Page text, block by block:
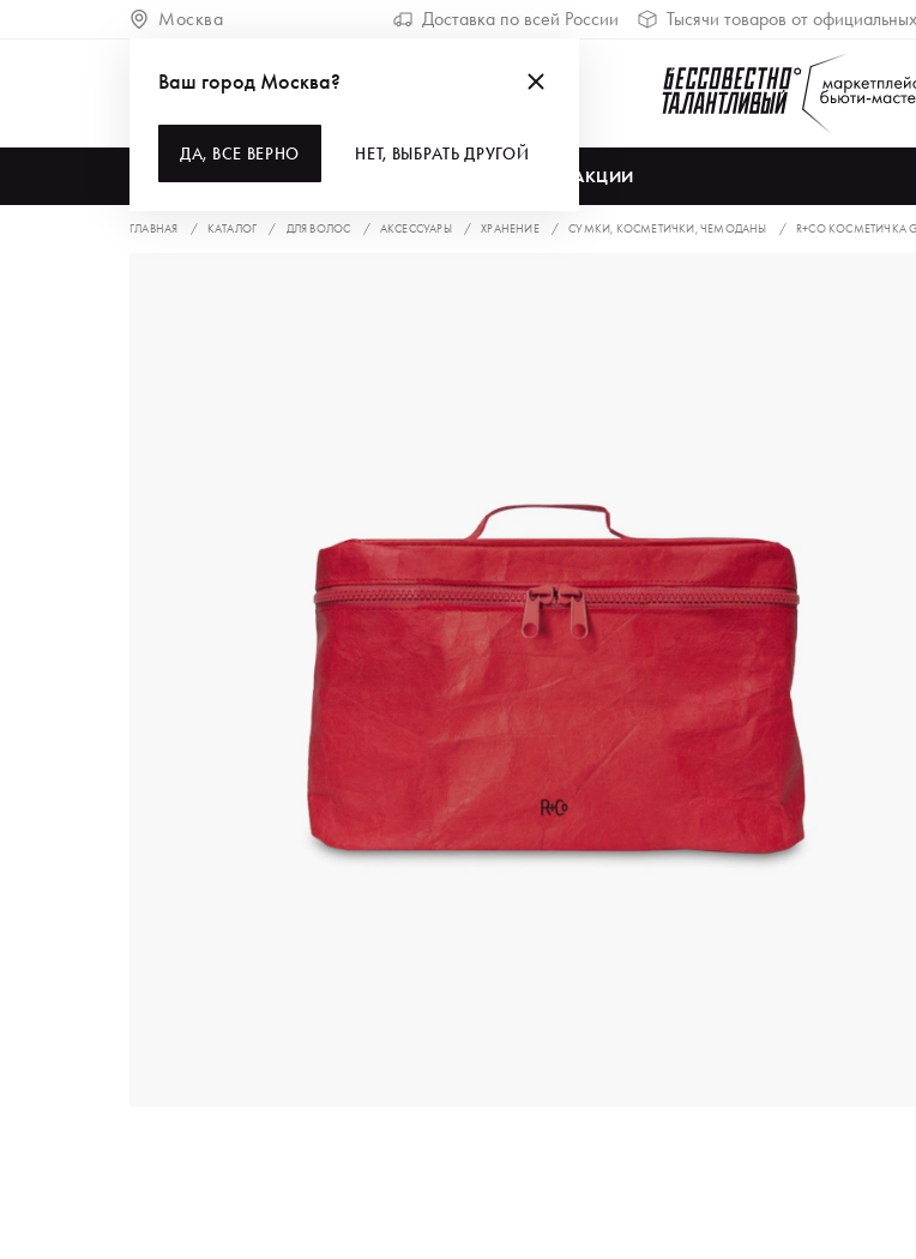
Москва Доставка по всей России Тысячи товаров от
АКЦИИ
Ваш город Москва?
ДА, ВСЕ ВЕРНО НЕТ, ВЫБРАТЬ ДРУГОЙ
ГЛАВНАЯ КАТАЛОГ ДЛЯ ВОЛОС АКСЕССУАРЫ ХРАНЕНИЕ СУМКИ, КОСМЕТИЧКИ, ЧЕМОДАНЫ R+CO КОСМЕТИЧКА